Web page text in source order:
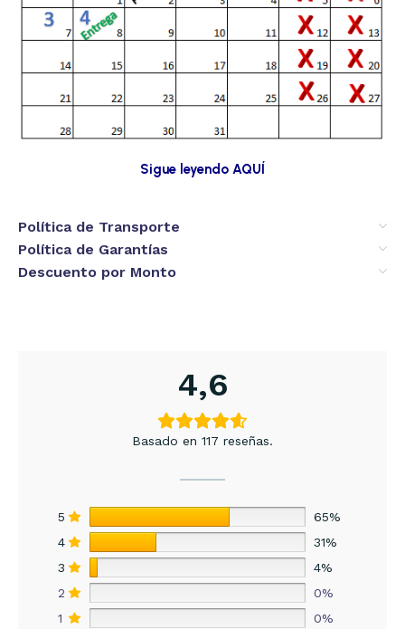
Sigue leyendo AQUÍ
Política de Transporte
Política de Garantías
Descuento por Monto
4,6
Basado en 117 reseñas.
5
65%
4
31%
3
4%
2
0%
1
0%